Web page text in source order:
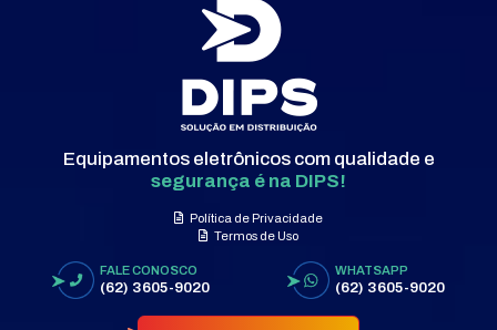
Equipamentos eletrônicos com qualidade e
segurança é na DIPS!
Política de Privacidade
Termos de Uso
FALE CONOSCO
(62) 3605-9020
WHATSAPP
(62) 3605-9020